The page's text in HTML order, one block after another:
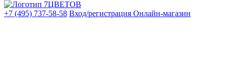
+7 (495) 737-58-58 Вход/регистрация Онлайн-магазин